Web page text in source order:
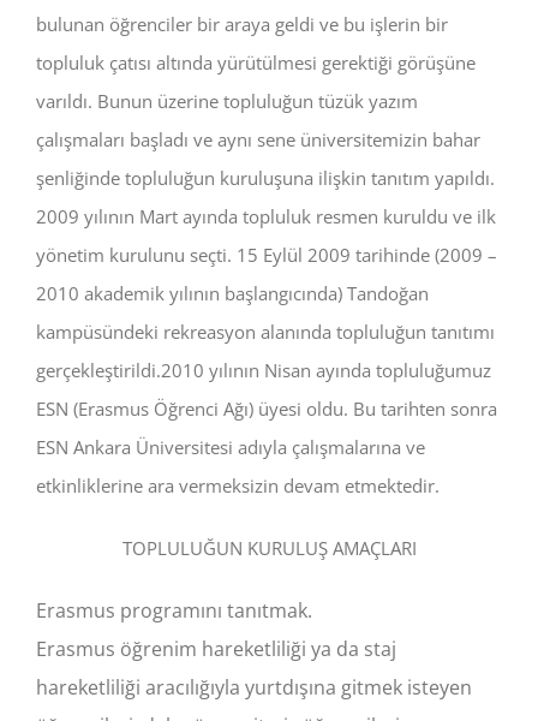
bulunan öğrenciler bir araya geldi ve bu işlerin bir
topluluk çatısı altında yürütülmesi gerektiği görüşüne
varıldı. Bunun üzerine topluluğun tüzük yazım
çalışmaları başladı ve aynı sene üniversitemizin bahar
şenliğinde topluluğun kuruluşuna ilişkin tanıtım yapıldı.
2009 yılının Mart ayında topluluk resmen kuruldu ve ilk
yönetim kurulunu seçti. 15 Eylül 2009 tarihinde (2009 –
2010 akademik yılının başlangıcında) Tandoğan
kampüsündeki rekreasyon alanında topluluğun tanıtımı
gerçekleştirildi.2010 yılının Nisan ayında topluluğumuz
ESN (Erasmus Öğrenci Ağı) üyesi oldu. Bu tarihten sonra
ESN Ankara Üniversitesi adıyla çalışmalarına ve
etkinliklerine ara vermeksizin devam etmektedir.
TOPLULUĞUN KURULUŞ AMAÇLARI
Erasmus programını tanıtmak.
Erasmus öğrenim hareketliliği ya da staj
hareketliliği aracılığıyla yurtdışına gitmek isteyen